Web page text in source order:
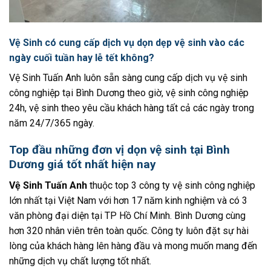
Vệ Sinh có cung cấp dịch vụ dọn dẹp vệ sinh vào các
ngày cuối tuần hay lễ tết không?
Vệ Sinh Tuấn Anh luôn sẵn sàng cung cấp dịch vụ vệ sinh
công nghiệp tại Bình Dương theo giờ, vệ sinh công nghiệp
24h, vệ sinh theo yêu cầu khách hàng tất cả các ngày trong
năm 24/7/365 ngày.
Top đầu những đơn vị dọn vệ sinh tại Bình
Dương giá tốt nhất hiện nay
Vệ Sinh Tuấn Anh thuộc top 3 công ty vệ sinh công nghiệp
lớn nhất tại Việt Nam với hơn 17 năm kinh nghiệm và có 3
văn phòng đại diện tại TP Hồ Chí Minh. Bình Dương cùng
hơn 320 nhân viên trên toàn quốc. Công ty luôn đặt sự hài
lòng của khách hàng lên hàng đầu và mong muốn mang đến
những dịch vụ chất lượng tốt nhất.